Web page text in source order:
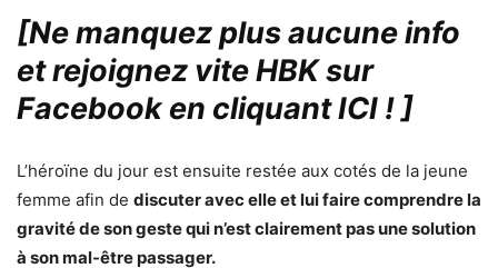
[Ne manquez plus aucune info
et rejoignez vite HBK sur
Facebook en cliquant ICI !]
L’héroïne du jour est ensuite restée aux cotés de la jeune
femme afin de discuter avec elle et lui faire comprendre la
gravité de son geste qui n’est clairement pas une solution
à son mal-être passager.